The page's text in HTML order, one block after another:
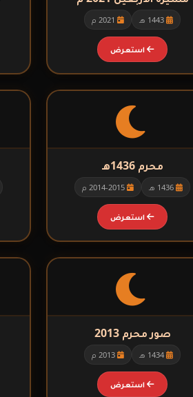
▼
▼
1443 هـ 2021 م
استعرض
محرم 1436هـ
1436 هـ 2014-2015 م
استعرض
صور محرم 2013
1434 هـ 2013 م
استعرض